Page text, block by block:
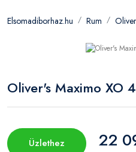
Elsomadiborhaz.hu Rum
Oliver's Maximo XO
Üzlethez 22